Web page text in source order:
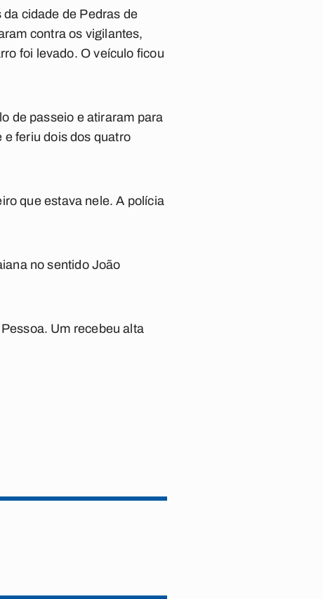
cidade de Pedras de
contra os vigilantes,
foi levado. O veículo ficou
de passeio e atiraram para
e feriu dois dos quatro
que estava nele. A polícia
no sentido João
Um recebeu alta